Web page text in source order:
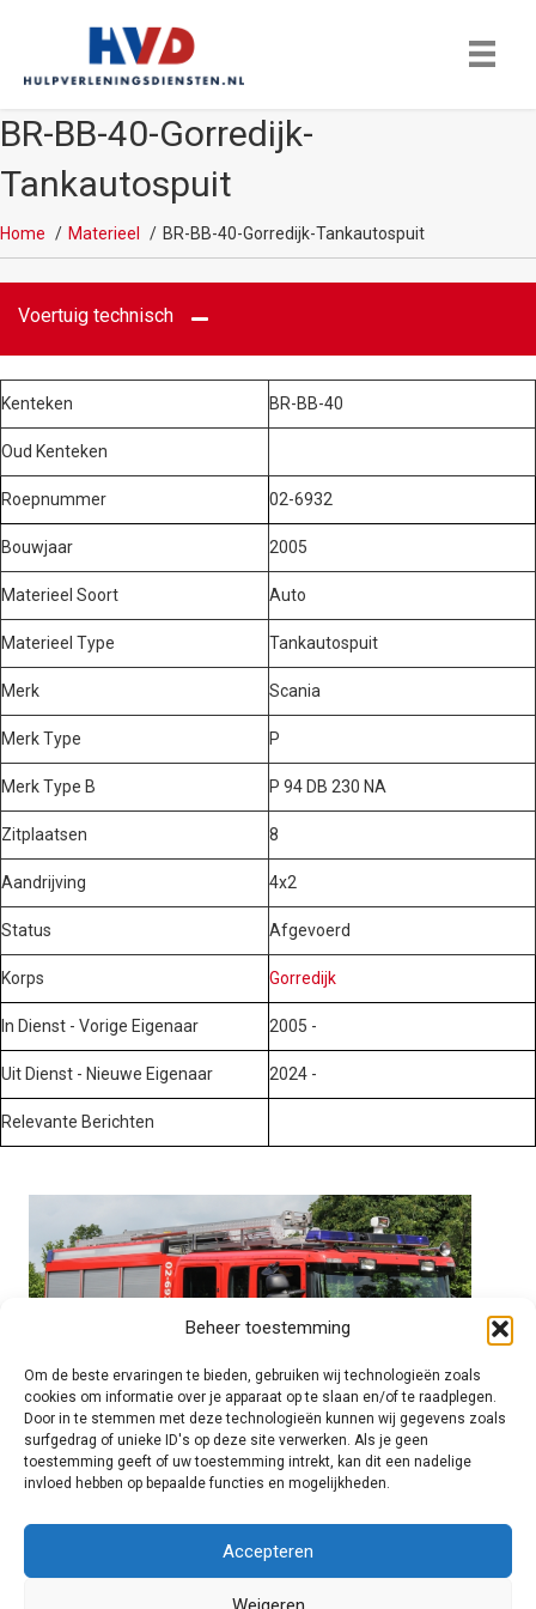
Beheer toestemming
Om de beste ervaringen te bieden, gebruiken wij technologieën zoals
cookies om informatie over je apparaat op te slaan en/of te raadplegen.
Door in te stemmen met deze technologieën kunnen wij gegevens zoals
surfgedrag of unieke ID's op deze site verwerken. Als je geen
toestemming geeft of uw toestemming intrekt, kan dit een nadelige
invloed hebben op bepaalde functies en mogelijkheden.
Accepteren
BR-BB-40-Gorredijk-
Tankautospuit
Home Materieel BR-BB-40-Gorredijk-Tankautospuit
Voertuig technisch
Kenteken BR-BB-40
Oud Kenteken
Roepnummer 02-6932
Bouwjaar 2005
Materieel Soort Auto
Materieel Type Tankautospuit
Merk Scania
Merk Type P
Merk Type B P 94 DB 230 NA
Zitplaatsen 8
Aandrijving 4x2
Status Afgevoerd
Korps Gorredijk
In Dienst - Vorige Eigenaar 2005 -
Uit Dienst - Nieuwe Eigenaar 2024 -
Relevante Berichten